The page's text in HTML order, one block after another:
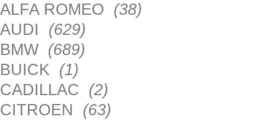
ALFA ROMEO (38)
AUDI (629)
BMW (689)
BUICK (1)
CADILLAC (2)
CITROEN (63)